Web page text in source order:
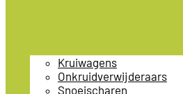
Kruiwagens
Onkruidverwijderaars
Snoeischaren